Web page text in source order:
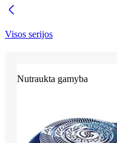
Visos serijos
Nutraukta gamyba